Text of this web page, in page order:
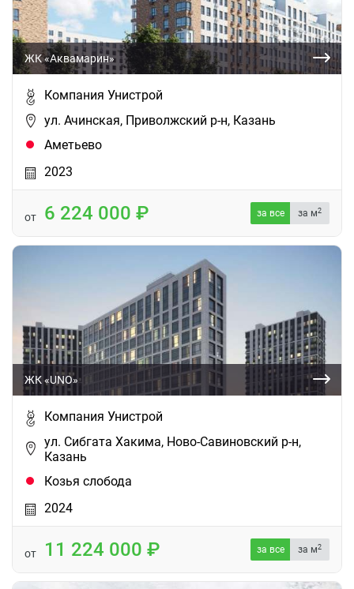
ЖК «Аквамарин»
Компания Унистрой
ул. Ачинская, Приволжский р-н, Казань
Аметьево
2023
от 6 224 000 за все за м2
ЖК «UNO»
Компания Унистрой
ул. Сибгата Хакима, Ново-Савиновский р-н,
Казань
Козья слобода
2024
от 11 224 000 за все за м2